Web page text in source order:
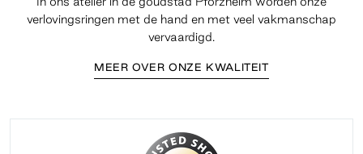
verlovingsringen met de hand en met veel vakmanschap
vervaardigd.
MEER OVER ONZE KWALITEIT